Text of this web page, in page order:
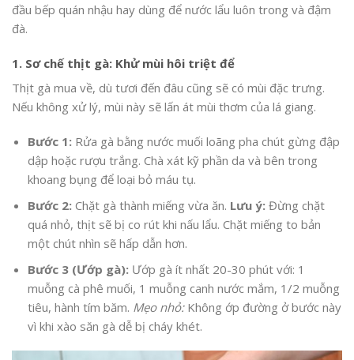
đầu bếp quán nhậu hay dùng để nước lẩu luôn trong và đậm
đà.
1. Sơ chế thịt gà: Khử mùi hôi triệt để
Thịt gà mua về, dù tươi đến đâu cũng sẽ có mùi đặc trưng.
Nếu không xử lý, mùi này sẽ lấn át mùi thơm của lá giang.
Bước 1: Rửa gà bằng nước muối loãng pha chút gừng đập
dập hoặc rượu trắng. Chà xát kỹ phần da và bên trong
khoang bụng để loại bỏ máu tụ.
Bước 2: Chặt gà thành miếng vừa ăn. Lưu ý: Đừng chặt
quá nhỏ, thịt sẽ bị co rút khi nấu lẩu. Chặt miếng to bản
một chút nhìn sẽ hấp dẫn hơn.
Bước 3 (Ướp gà): Ướp gà ít nhất 20-30 phút với: 1
muỗng cà phê muối, 1 muỗng canh nước mắm, 1/2 muỗng
tiêu, hành tím băm. Mẹo nhỏ:Không ớp đường ở bước này
vì khi xào săn gà dễ bị cháy khét.